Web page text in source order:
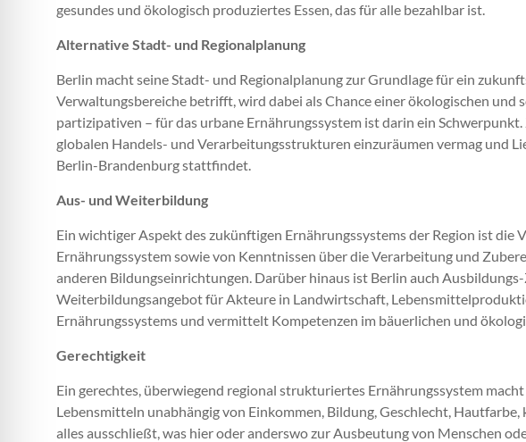
gesundes und ökologisch produziertes Essen, das für alle bezahlbar ist.
Alternative Stadt- und Regionalplanung
Berlin macht seine Stadt- und Regionalplanung zur Grundlage für ein
Verwaltungsbereiche betrifft, wird dabei als Chance einer ökologischen und
partizipativen – für das urbane Ernährungssystem ist darin ein
globalen Handels- und Verarbeitungsstrukturen einzuräumen vermag und
Berlin-Brandenburg stattfindet.
Aus- und Weiterbildung
Ein wichtiger Aspekt des zukünftigen Ernährungssystems der Region ist
Ernährungssystem sowie von Kenntnissen über die Verarbeitung und
anderen Bildungseinrichtungen. Darüber hinaus ist Berlin auch
Weiterbildungsangebot für Akteure in Landwirtschaft,
Ernährungssystems und vermittelt Kompetenzen im bäuerlichen und
Gerechtigkeit
Ein gerechtes, überwiegend regional strukturiertes Ernährungssystem
Lebensmitteln unabhängig von Einkommen, Bildung, Geschlecht,
alles ausschließt, was hier oder anderswo zur Ausbeutung von Menschen